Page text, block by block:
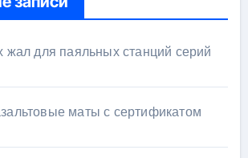
для паяльных станций серий
маты с сертификатом